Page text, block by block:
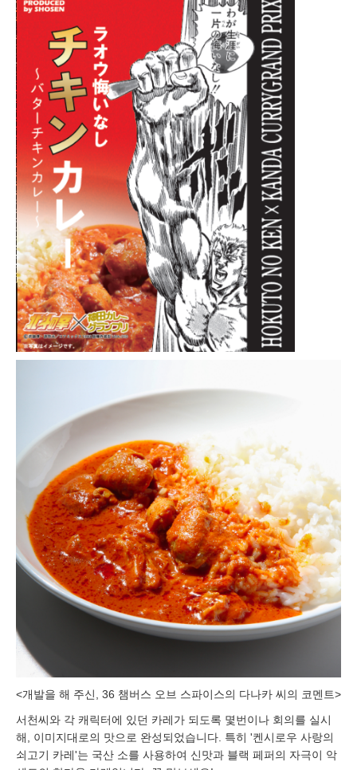
<개발을 해 주신, 36 챔버스 오브 스파이스의 다나카 씨의 코멘트>
서천씨와 각 캐릭터에 있던 카레가 되도록 몇번이나 회의를 실시
해, 이미지대로의 맛으로 완성되었습니다. 특히 '켄시로우 사랑의
쇠고기 카레'는 국산 소를 사용하여 신맛과 블랙 페퍼의 자극이 악